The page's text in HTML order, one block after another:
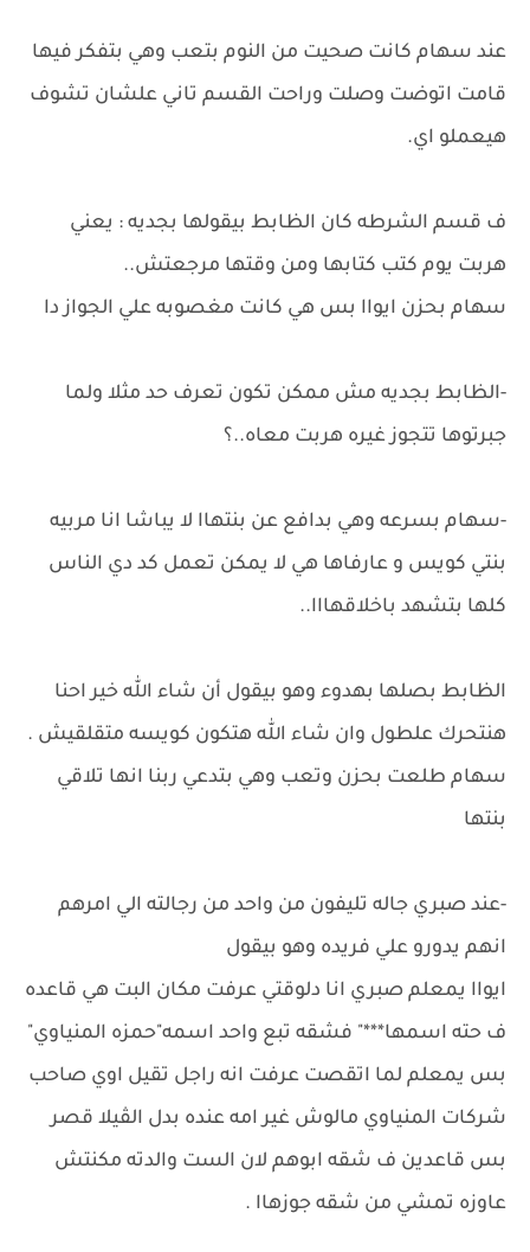
عند سهام كانت صحيت من النوم بتعب وهي بتفكر فيها
قامت اتوضت وصلت وراحت القسم تاني علشان تشوف
هيعملو اي.
ف قسم الشرطه كان الظابط بيقولها بجديه : يعني
هربت يوم كتب كتابها ومن وقتها مرجعتش..
سهام بحزن ايواا بس هي كانت مغصوبه علي الجواز دا
-الظابط بجديه مش ممكن تكون تعرف حد مثلا ولما
جبرتوها تتجوز غيره هربت معاه..؟
-سهام بسرعه وهي بدافع عن بنتهاا لا يباشا انا مربيه
بنتي كويس و عارفاها هي لا يمكن تعمل كد دي الناس
كلها بتشهد باخلاقهااا..
الظابط بصلها بهدوء وهو بيقول أن شاء الله خير احنا
هنتحرك علطول وان شاء الله هتكون كويسه متقلقيش .
سهام طلعت بحزن وتعب وهي بتدعي ربنا انها تلاقي
بنتها
-عند صبري جاله تليفون من واحد من رجالته الي امرهم
انهم يدورو علي فريده وهو بيقول
ايواا يمعلم صبري انا دلوقتي عرفت مكان البت هي قاعده
ف حته اسمها***" فشقه تبع واحد اسمه"حمزه المنياوي"
بس يمعلم لما اتقصت عرفت انه راجل تقيل اوي صاحب
شركات المنياوي مالوش غير امه عنده بدل الڤيلا قصر
بس قاعدين ف شقه ابوهم لان الست والدته مكنتش
عاوزه تمشي من شقه جوزهاا .